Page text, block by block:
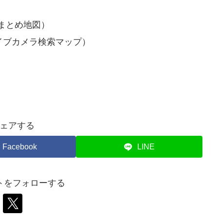
め地図）
カメラ検索マップ）
アする
Facebook LINE
をフォローする